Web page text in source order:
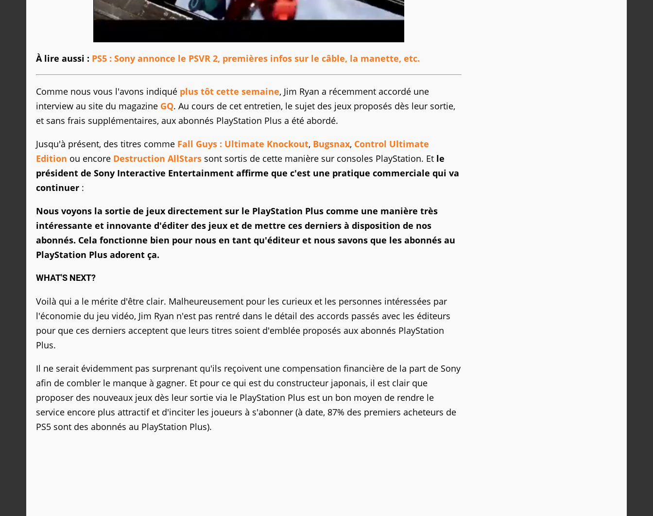
À lire aussi : PS5 : Sony annonce le PSVR 2, premières infos sur le câble, la manette, etc.
Comme nous vous l'avons indiqué plus tôt cette semaine, Jim Ryan a récemment accordé une
interview au site du magazine GQ. Au cours de cet entretien, le sujet des jeux proposés dès leur sortie,
et sans frais supplémentaires, aux abonnés PlayStation Plus a été abordé.
Jusqu'à présent, des titres comme Fall Guys : Ultimate Knockout, Bugsnax, Control Ultimate
Edition ou encore Destruction AllStars sont sortis de cette manière sur consoles PlayStation. Et le
président de Sony Interactive Entertainment affirme que c'est une pratique commerciale qui va
continuer :
Nous voyons la sortie de jeux directement sur le PlayStation Plus comme une manière très
intéressante et innovante d'éditer des jeux et de mettre ces derniers à disposition de nos
abonnés. Cela fonctionne bien pour nous en tant qu'éditeur et nous savons que les abonnés au
PlayStation Plus adorent ça.
WHAT'S NEXT?
Voilà qui a le mérite d'être clair. Malheureusement pour les curieux et les personnes intéressées par
l'économie du jeu vidéo, Jim Ryan n'est pas rentré dans le détail des accords passés avec les éditeurs
pour que ces derniers acceptent que leurs titres soient d'emblée proposés aux abonnés PlayStation
Plus.
Il ne serait évidemment pas surprenant qu'ils reçoivent une compensation financière de la part de Sony
afin de combler le manque à gagner. Et pour ce qui est du constructeur japonais, il est clair que
proposer des nouveaux jeux dès leur sortie via le PlayStation Plus est un bon moyen de rendre le
service encore plus attractif et d'inciter les joueurs à s'abonner (à date, 87% des premiers acheteurs de
PS5 sont des abonnés au PlayStation Plus).